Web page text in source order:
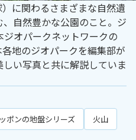
に関わるさまざまな自然遺
自然豊かな公園のこと。ジ
オパークネットワークの
地のジオパークを編集部が
い写真と共に解説していま
ポンの地盤シリーズ 火山